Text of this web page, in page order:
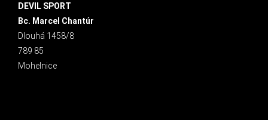
DEVIL SPORT
Bc. Marcel Chantúr
Dlouhá 1458/8
789 85
Mohelnice